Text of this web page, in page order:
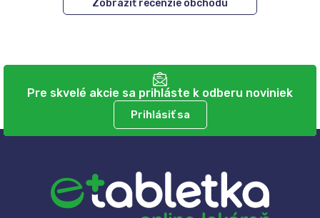
Zobraziť recenzie obchodu
Pre skvelé akcie sa prihláste k odberu noviniek
Prihlásiť sa